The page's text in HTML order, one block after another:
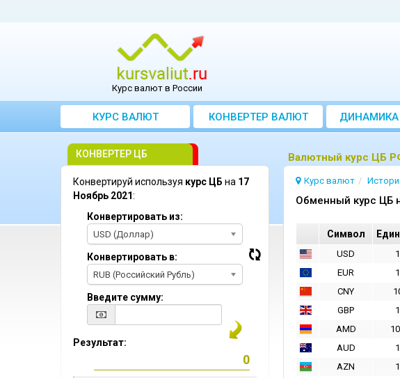
Курс валют в России
КУРС ВАЛЮТ КОНВЕРТЕР ВАЛЮТ ДИНАМИКА
Bалютный курс ЦБ
Курс валют
Oбменный курс ЦБ
Cимвол
USD 1
EUR
1
CNY
GBP
1
AMD
AUD
1
AZN
1
КОНВЕРТЕР ЦБ
Конвертируй используя курс ЦБ на 17
Ноябрь 2021:
Конвертировать из:
USD (Доллар)
Конвертировать в:
RUB (Российский Рубль)
Введите сумму:
Результат: